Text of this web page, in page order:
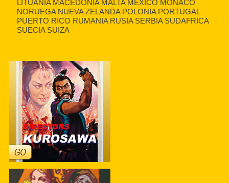
LITUANIA MACEDONIA MALTA MEXICO MONACO
NORUEGA NUEVA ZELANDA POLONIA PORTUGAL
PUERTO RICO RUMANIA RUSIA SERBIA SUDAFRICA
SUECIA SUIZA